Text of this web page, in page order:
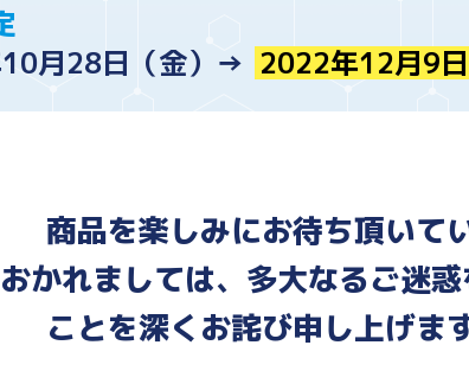
月28日（金）→ 2022年12月9日
商品を楽しみにお待ち頂いて
かれましては、多大なるご迷
ことを深くお詫び申し上げます